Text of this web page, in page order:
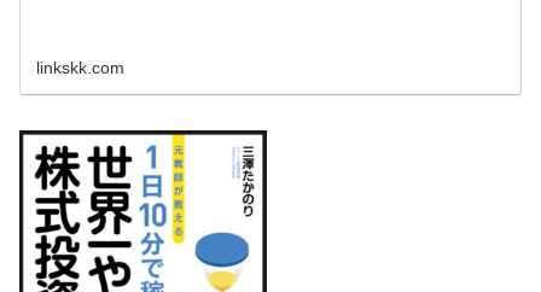
linkskk.com